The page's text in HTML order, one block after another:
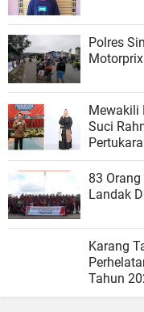
Polres
Mewakili
Suci
83
Landak
Karang
Tahun